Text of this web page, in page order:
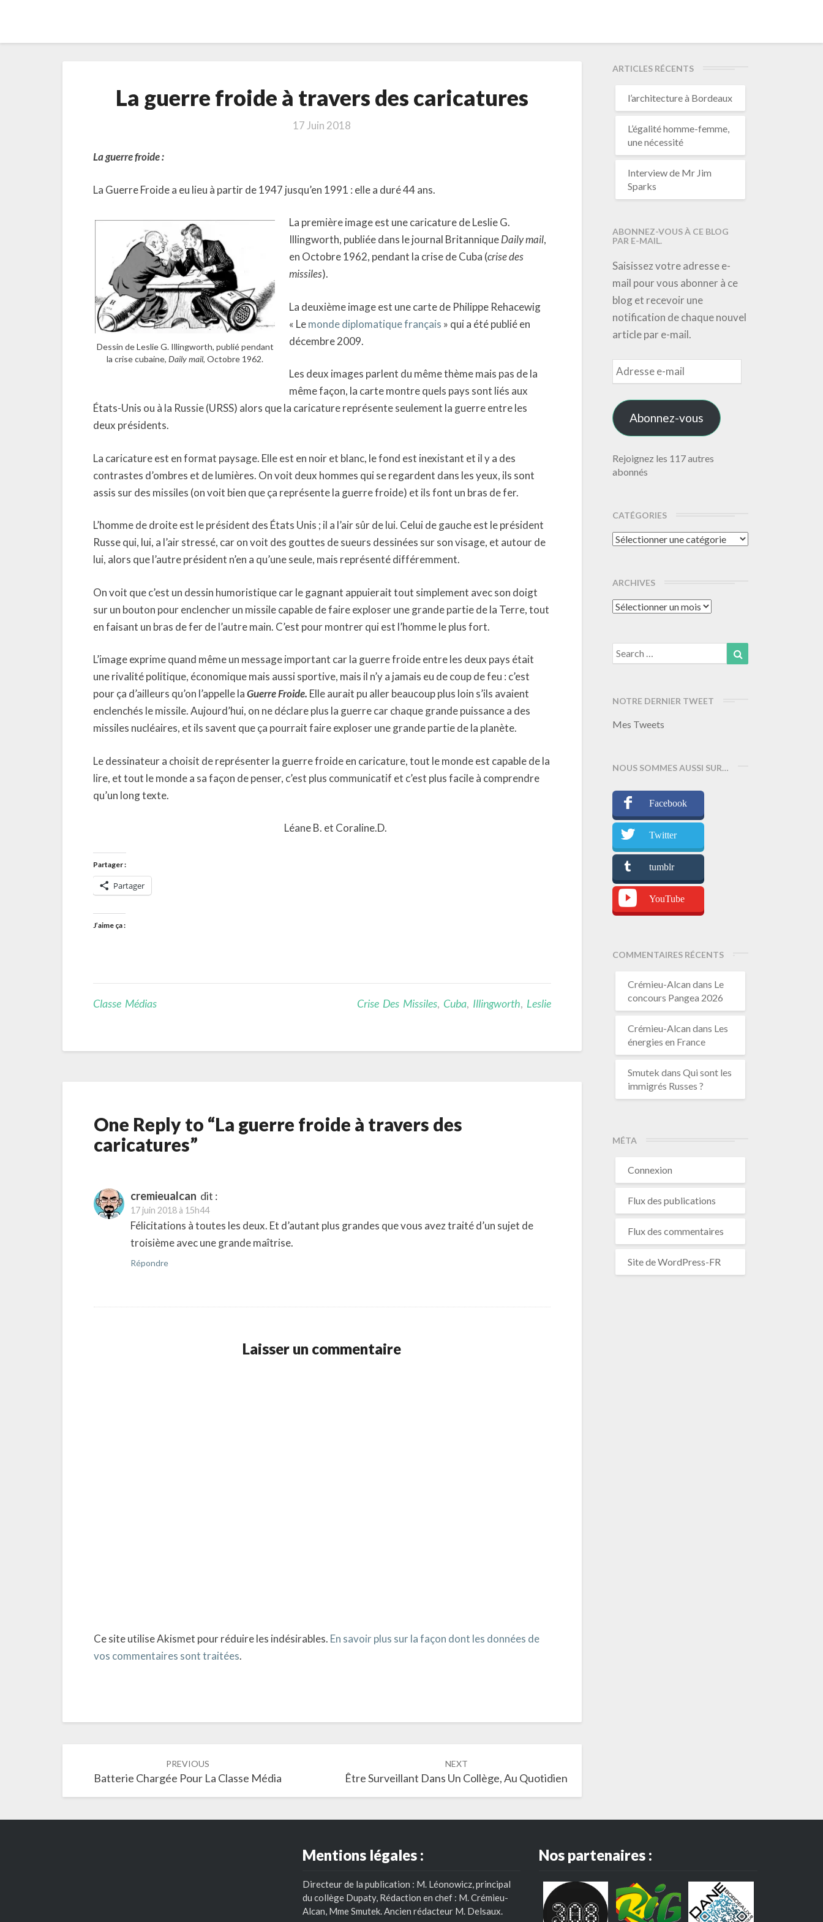
guerre
à
La guerre froide à travers des caricatures
17 Juin 2018
La guerre froide :
La Guerre Froide a eu lieu à partir de 1947 jusqu’en 1991 : elle a duré 44 ans.
Dessin de Leslie G. Illingworth, publié pendant
la crise cubaine, Daily mail, Octobre 1962.
La première image est une caricature de Leslie G.
Illingworth, publiée dans le journal BritanniqueDaily mail,
en Octobre 1962, pendant la crise de Cuba (crise des
missiles).
La deuxième image est une carte de Philippe Rehacewig
« Lemonde diplomatique français » qui a été publié en
décembre 2009.
Les deux images parlent du même thème mais pas de la
même façon, la carte montre quels pays sont liés aux
États-Unis ou à la Russie (URSS) alors que la caricature représente seulement la guerre entre les
deux présidents.
La caricature est en format paysage. Elle est en noir et blanc, le fond est inexistant et il y a des
contrastes d’ombres et de lumières. On voit deux hommes qui se regardent dans les yeux, ils sont
assis sur des missiles (on voit bien que ça représente la guerre froide) et ils font un bras de fer.
L’homme de droite est le président des États Unis ; il a l’air sûr de lui. Celui de gauche est le président
Russe qui, lui, a l’air stressé, car on voit des gouttes de sueurs dessinées sur son visage, et autour de
lui, alors que l’autre président n’en a qu’une seule, mais représenté différemment.
On voit que c’est un dessin humoristique car le gagnant appuierait tout simplement avec son doigt
sur un bouton pour enclencher un missile capable de faire exploser une grande partie de la Terre, tout
en faisant un bras de fer de l’autre main. C’est pour montrer qui est l’homme le plus fort.
L’image exprime quand même un message important car la guerre froide entre les deux pays était
une rivalité politique, économique mais aussi sportive, mais il n’y a jamais eu de coup de feu : c’est
pour ça d’ailleurs qu’on l’appelle laGuerreFroide. Elle aurait pu aller beaucoup plus loin s’ils avaient
enclenchés le missile. Aujourd’hui, on ne déclare plus la guerre car chaque grande puissance a des
missiles nucléaires, et ils savent que ça pourrait faire exploser une grande partie de la planète.
Le dessinateur a choisit de représenter la guerre froide en caricature, tout le monde est capable de la
lire, et tout le monde a sa façon de penser, c’est plus communicatif et c’est plus facile à comprendre
qu’un long texte.
Léane B. et Coraline.D.
Partager :
Partager
J’aime ça :
Classe Médias Crise Des Missiles, Cuba, Illingworth, Leslie
One Reply to “La guerre froide à travers des
caricatures”
cremieualcan dit :
17 juin 2018 à 15h44
Félicitations à toutes les deux. Et d’autant plus grandes que vous avez traité d’un sujet de
troisième avec une grande maîtrise.
Répondre
Laisser un commentaire
Ce site utilise Akismet pour réduire les indésirables. En savoir plus sur la façon dont les données de
vos commentaires sont traitées.
navigation
PREVIOUS
Batterie Chargée Pour La Classe Média
NEXT
Être Surveillant Dans Un Collège, Au Quotidien
ARTICLES RÉCENTS
l’architecture à Bordeaux
L’égalité homme-femme,
une nécessité
Interview de Mr Jim
Sparks
ABONNEZ-VOUS À CE BLOG
PAR E-MAIL.
Saisissez votre adresse e-
mail pour vous abonner à ce
blog et recevoir une
notification de chaque nouvel
article par e-mail.
Adresse
e-
mail
Abonnez-vous
Rejoignez les 117 autres
abonnés
CATÉGORIES
Catégories
ARCHIVES
Archives
Search
for:
NOTRE DERNIER TWEET
Mes Tweets
NOUS SOMMES AUSSI SUR…
Facebook
Twitter
tumblr
YouTube
COMMENTAIRES RÉCENTS
Crémieu-Alcan dans Le
concours Pangea 2026
Crémieu-Alcan dans Les
énergies en France
Smutek dans Qui sont les
immigrés Russes ?
MÉTA
Connexion
Flux des publications
Flux des commentaires
Site de WordPress-FR
Mentions légales :
Directeur de la publication : M. Léonowicz, principal
du collège Dupaty, Rédaction en chef : M. Crémieu-
Alcan, Mme Smutek. Ancien rédacteur M. Delsaux.
Nos partenaires :